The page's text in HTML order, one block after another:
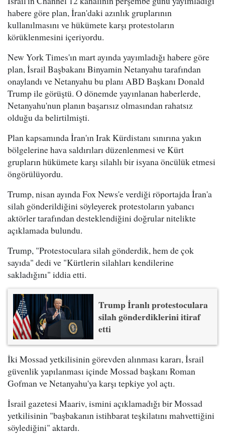
habere göre plan, İran'daki azınlık gruplarının
kullanılmasını ve hükümete karşı protestoların
körüklenmesini içeriyordu.
New York Times'ın mart ayında yayımladığı habere göre
plan, İsrail Başbakanı Binyamin Netanyahu tarafından
onaylandı ve Netanyahu bu planı ABD Başkanı Donald
Trump ile görüştü. O dönemde yayınlanan haberlerde,
Netanyahu'nun planın başarısız olmasından rahatsız
olduğu da belirtilmişti.
Plan kapsamında İran'ın Irak Kürdistanı sınırına yakın
bölgelerine hava saldırıları düzenlenmesi ve Kürt
grupların hükümete karşı silahlı bir isyana öncülük etmesi
öngörülüyordu.
Trump, nisan ayında Fox News'e verdiği röportajda İran'a
silah gönderildiğini söyleyerek protestoların yabancı
aktörler tarafından desteklendiğini doğrular nitelikte
açıklamada bulundu.
Trump, "Protestoculara silah gönderdik, hem de çok
sayıda" dedi ve "Kürtlerin silahları kendilerine
sakladığını" iddia etti.
Trump İranlı protestoculara
silah gönderdiklerini itiraf
etti
İki Mossad yetkilisinin görevden alınması kararı, İsrail
güvenlik yapılanması içinde Mossad başkanı Roman
Gofman ve Netanyahu'ya karşı tepkiye yol açtı.
İsrail gazetesi Maariv, ismini açıklamadığı bir Mossad
yetkilisinin "başbakanın istihbarat teşkilatını mahvettiğini
söylediğini" aktardı.